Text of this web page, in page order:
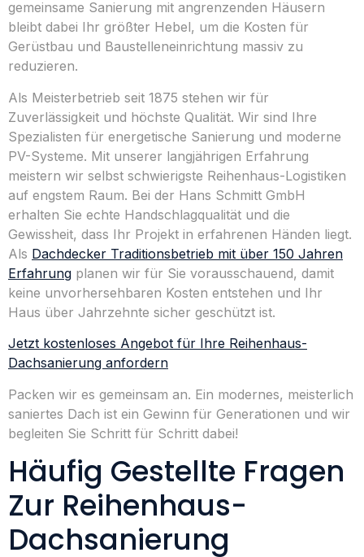
gemeinsame Sanierung mit angrenzenden Häusern
bleibt dabei Ihr größter Hebel, um die Kosten für
Gerüstbau und Baustelleneinrichtung massiv zu
reduzieren.
Als Meisterbetrieb seit 1875 stehen wir für
Zuverlässigkeit und höchste Qualität. Wir sind Ihre
Spezialisten für energetische Sanierung und moderne
PV-Systeme. Mit unserer langjährigen Erfahrung
meistern wir selbst schwierigste Reihenhaus-Logistiken
auf engstem Raum. Bei der Hans Schmitt GmbH
erhalten Sie echte Handschlagqualität und die
Gewissheit, dass Ihr Projekt in erfahrenen Händen liegt.
Als Dachdecker Traditionsbetrieb mit über 150 Jahren
Erfahrung planen wir für Sie vorausschauend, damit
keine unvorhersehbaren Kosten entstehen und Ihr
Haus über Jahrzehnte sicher geschützt ist.
Jetzt kostenloses Angebot für Ihre Reihenhaus-
Dachsanierung anfordern
Packen wir es gemeinsam an. Ein modernes, meisterlich
saniertes Dach ist ein Gewinn für Generationen und wir
begleiten Sie Schritt für Schritt dabei!
Häufig Gestellte Fragen
Zur Reihenhaus-
Dachsanierung